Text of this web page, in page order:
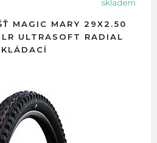
skladem
MAGIC MARY 29X2.50
ULTRASOFT RADIAL